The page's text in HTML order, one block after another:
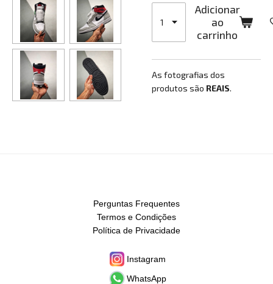
Adicionar
ao
carrinho
As fotografias dos
produtos são REAIS.
Perguntas Frequentes
Termos e Condições
Política de Privacidade
Instagram
WhatsApp